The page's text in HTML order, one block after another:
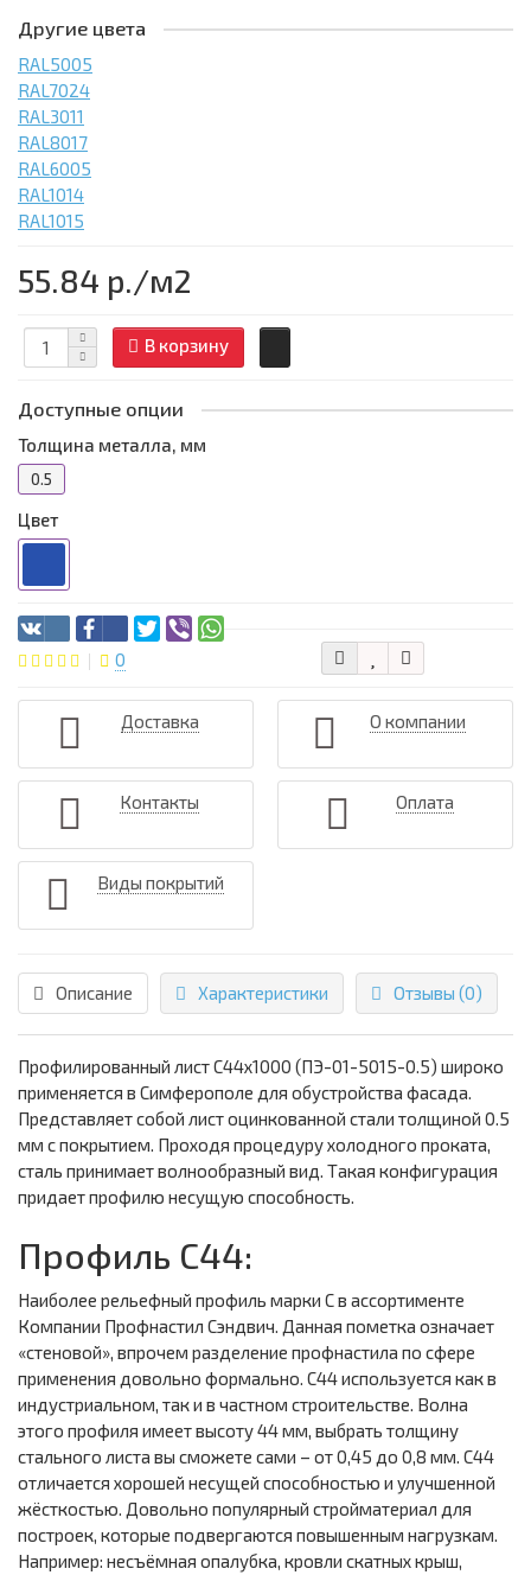
Другие цвета
RAL5005
RAL7024
RAL3011
RAL8017
RAL6005
RAL1014
RAL1015
55.84 р./м2
В корзину
Доступные опции
Толщина металла, мм
0.5
Цвет
0
Доставка О компании
Контакты Оплата
Виды покрытий
Описание Характеристики Отзывы (0)
Профилированный лист С44х1000 (ПЭ-01-5015-0.5) широко
применяется в Симферополе для обустройства фасада.
Представляет собой лист оцинкованной стали толщиной 0.5
мм с покрытием. Проходя процедуру холодного проката,
сталь принимает волнообразный вид. Такая конфигурация
придает профилю несущую способность.
Профиль С44:
Наиболее рельефный профиль марки С в ассортименте
Компании Профнастил Сэндвич. Данная пометка означает
«стеновой», впрочем разделение профнастила по сфере
применения довольно формально. С44 используется как в
индустриальном, так и в частном строительстве. Волна
этого профиля имеет высоту 44 мм, выбрать толщину
стального листа вы сможете сами – от 0,45 до 0,8 мм. С44
отличается хорошей несущей способностью и улучшенной
жёсткостью. Довольно популярный стройматериал для
построек, которые подвергаются повышенным нагрузкам.
Например: несъёмная опалубка, кровли скатных крыш,